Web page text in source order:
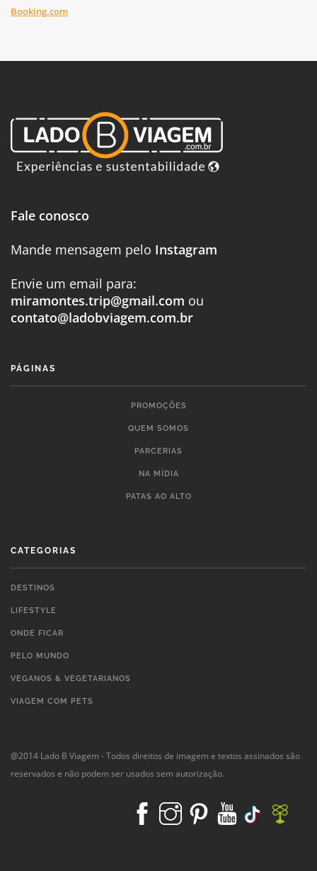
Booking.com
Fale conosco
Mande mensagem pelo Instagram
Envie um email para:
miramontes.trip@gmail.com ou
contato@ladobviagem.com.br
PÁGINAS
PROMOÇÕES
QUEM SOMOS
PARCERIAS
NA MÍDIA
PATAS AO ALTO
CATEGORIAS
DESTINOS
LIFESTYLE
ONDE FICAR
PELO MUNDO
VEGANOS & VEGETARIANOS
VIAGEM COM PETS
@2014 Lado B Viagem - Todos direitos de imagem e textos assinados são
reservados e não podem ser usados sem autorização.